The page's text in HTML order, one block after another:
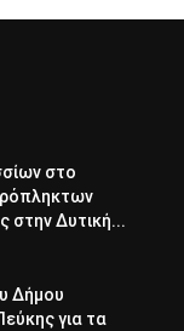
στο
στην Δυτική...
Δήμου
για τα